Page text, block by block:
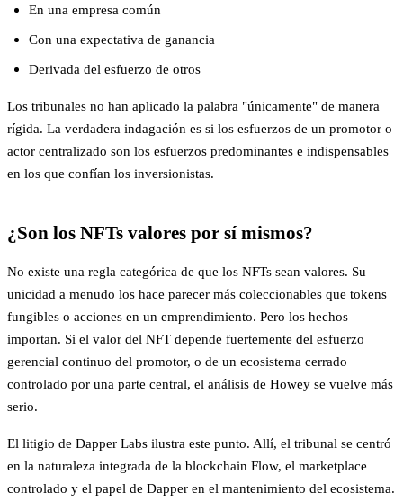
En una empresa común
Con una expectativa de ganancia
Derivada del esfuerzo de otros
Los tribunales no han aplicado la palabra "únicamente" de manera
rígida. La verdadera indagación es si los esfuerzos de un promotor o
actor centralizado son los esfuerzos predominantes e indispensables
en los que confían los inversionistas.
¿Son los NFTs valores por sí mismos?
No existe una regla categórica de que los NFTs sean valores. Su
unicidad a menudo los hace parecer más coleccionables que tokens
fungibles o acciones en un emprendimiento. Pero los hechos
importan. Si el valor del NFT depende fuertemente del esfuerzo
gerencial continuo del promotor, o de un ecosistema cerrado
controlado por una parte central, el análisis de Howey se vuelve más
serio.
El litigio de Dapper Labs ilustra este punto. Allí, el tribunal se centró
en la naturaleza integrada de la blockchain Flow, el marketplace
controlado y el papel de Dapper en el mantenimiento del ecosistema.